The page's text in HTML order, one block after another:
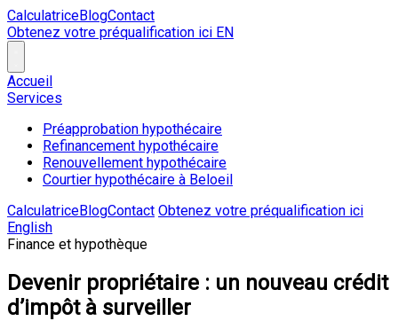
CalculatriceBlogContact
Obtenez votre préqualification ici EN
Accueil
Services
Préapprobation hypothécaire
Refinancement hypothécaire
Renouvellement hypothécaire
Courtier hypothécaire à Beloeil
CalculatriceBlogContact Obtenez votre préqualification ici
English
Finance et hypothèque
Devenir propriétaire : un nouveau crédit
d’impôt à surveiller